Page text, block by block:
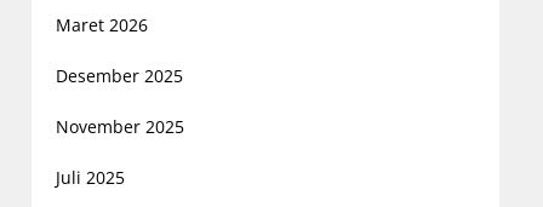
Maret 2026
Desember 2025
November 2025
Juli 2025